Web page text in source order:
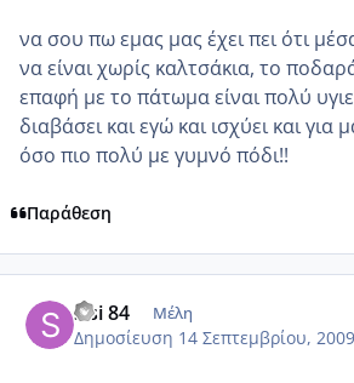
να σου πω εμας μας έχει πει ότι
να είναι χωρίς καλτσάκια, το
επαφή με το πάτωμα είναι πολύ
διαβάσει και εγώ και ισχύει και για
όσο πιο πολύ με γυμνό πόδι!!
Παράθεση
sisi 84 Μέλη
Δημοσίευση 14 Σεπτεμβρίου, 2009